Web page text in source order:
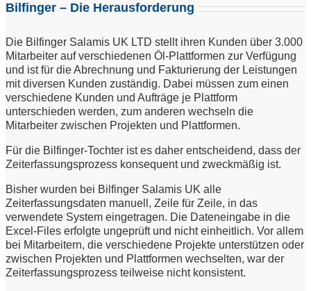
Bilfinger – Die Herausforderung
Die Bilfinger Salamis UK LTD stellt ihren Kunden über 3.000
Mitarbeiter auf verschiedenen Öl-Plattformen zur Verfügung
und ist für die Abrechnung und Fakturierung der Leistungen
mit diversen Kunden zuständig. Dabei müssen zum einen
verschiedene Kunden und Aufträge je Plattform
unterschieden werden, zum anderen wechseln die
Mitarbeiter zwischen Projekten und Plattformen.
Für die Bilfinger-Tochter ist es daher entscheidend, dass der
Zeiterfassungsprozess konsequent und zweckmäßig ist.
Bisher wurden bei Bilfinger Salamis UK alle
Zeiterfassungsdaten manuell, Zeile für Zeile, in das
verwendete System eingetragen. Die Dateneingabe in die
Excel-Files erfolgte ungeprüft und nicht einheitlich. Vor allem
bei Mitarbeitern, die verschiedene Projekte unterstützen oder
zwischen Projekten und Plattformen wechselten, war der
Zeiterfassungsprozess teilweise nicht konsistent.